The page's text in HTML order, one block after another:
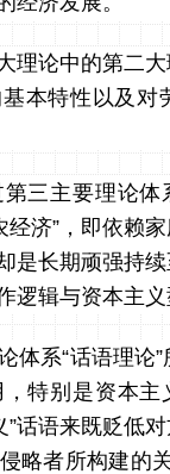
理论中的第二
本特性以及
三主要理论
经济”，即依赖
是长期顽强持
逻辑与资本主
体系“话语理论
特别是资本
”话语来既贬低
略者所构建的